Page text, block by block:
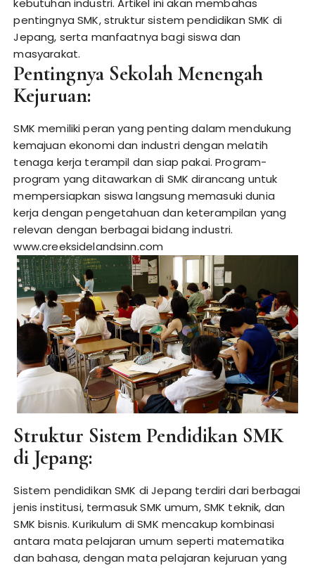
kebutuhan industri. Artikel ini akan membahas
pentingnya SMK, struktur sistem pendidikan SMK di
Jepang, serta manfaatnya bagi siswa dan
masyarakat.
Pentingnya Sekolah Menengah
Kejuruan:
SMK memiliki peran yang penting dalam mendukung
kemajuan ekonomi dan industri dengan melatih
tenaga kerja terampil dan siap pakai. Program-
program yang ditawarkan di SMK dirancang untuk
mempersiapkan siswa langsung memasuki dunia
kerja dengan pengetahuan dan keterampilan yang
relevan dengan berbagai bidang industri.
www.creeksidelandsinn.com
Struktur Sistem Pendidikan SMK
di Jepang:
Sistem pendidikan SMK di Jepang terdiri dari berbagai
jenis institusi, termasuk SMK umum, SMK teknik, dan
SMK bisnis. Kurikulum di SMK mencakup kombinasi
antara mata pelajaran umum seperti matematika
dan bahasa, dengan mata pelajaran kejuruan yang